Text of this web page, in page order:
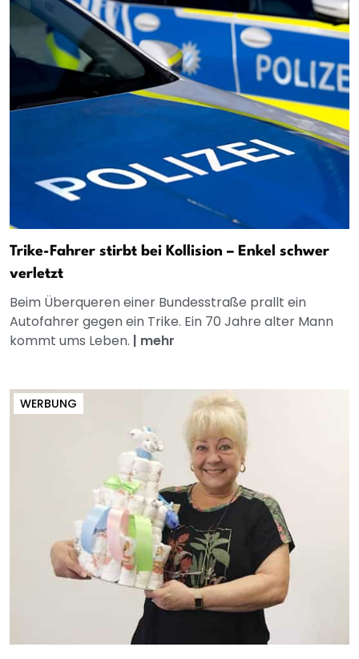
Trike-Fahrer stirbt bei Kollision – Enkel schwer
verletzt
Beim Überqueren einer Bundesstraße prallt ein
Autofahrer gegen ein Trike. Ein 70 Jahre alter Mann
kommt ums Leben. | mehr
WERBUNG